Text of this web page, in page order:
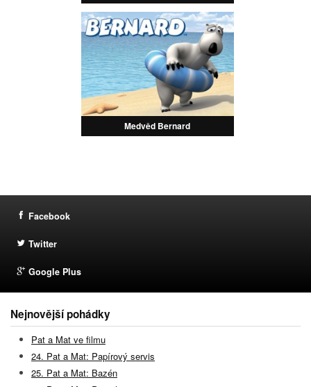
Medvěd Bernard
Facebook
Twitter
Google Plus
Nejnovější pohádky
Pat a Mat ve filmu
24. Pat a Mat: Papírový servis
25. Pat a Mat: Bazén